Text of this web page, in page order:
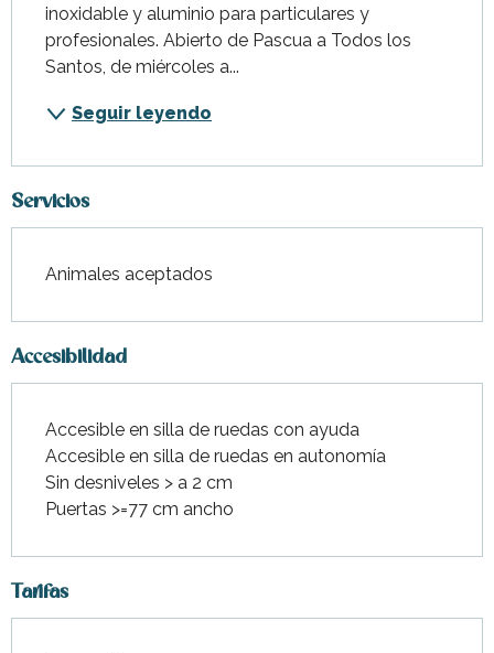
inoxidable y aluminio para particulares y
profesionales. Abierto de Pascua a Todos los
Santos, de miércoles a...
Seguir leyendo
Servicios
Animales aceptados
Accesibilidad
Accesible en silla de ruedas con ayuda
Accesible en silla de ruedas en autonomía
Sin desniveles > a 2 cm
Puertas >=77 cm ancho
Tarifas